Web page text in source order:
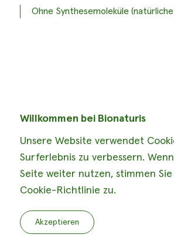
Willkommen bei Bionaturis
Unsere Website verwendet
Surferlebnis zu verbessern.
Seite weiter nutzen, stimmen
Cookie-Richtlinie zu.
Akzeptieren
Ohne Synthesemoleküle